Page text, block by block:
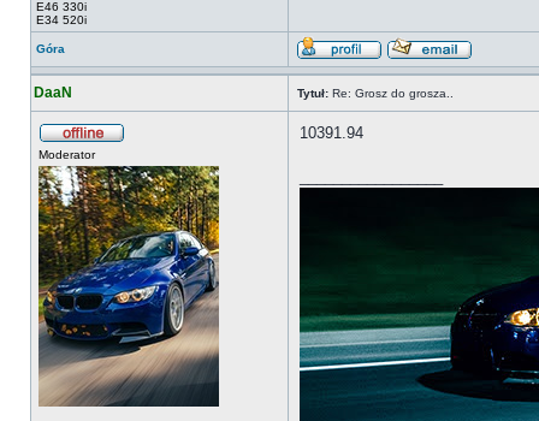
E46 330i
E34 520i
Góra
DaaN Tytuł: Re: Grosz do grosza..
Moderator
10391.94